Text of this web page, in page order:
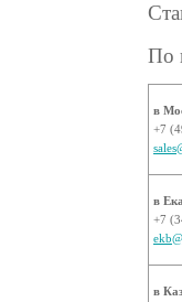
По
в
+7
в
+7
в